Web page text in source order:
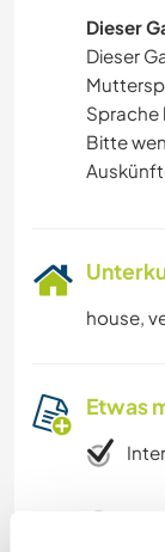
Dieser
Dieser
Sprache
Bitte
house,
Etwas